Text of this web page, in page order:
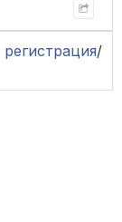
регистрация/